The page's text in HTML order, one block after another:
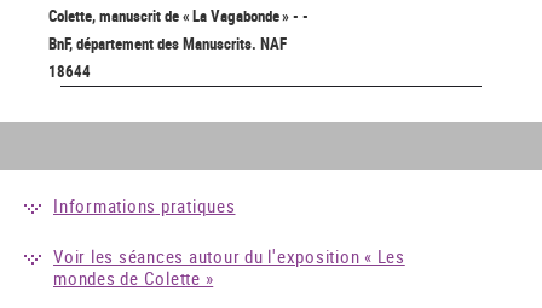
Colette, manuscrit de « La Vagabonde » - -
BnF, département des Manuscrits. NAF
18644
Informations pratiques
Voir les séances autour du l'exposition « Les
mondes de Colette »